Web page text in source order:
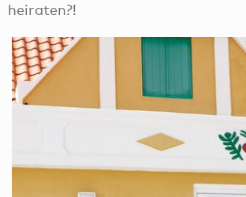
heiraten?!